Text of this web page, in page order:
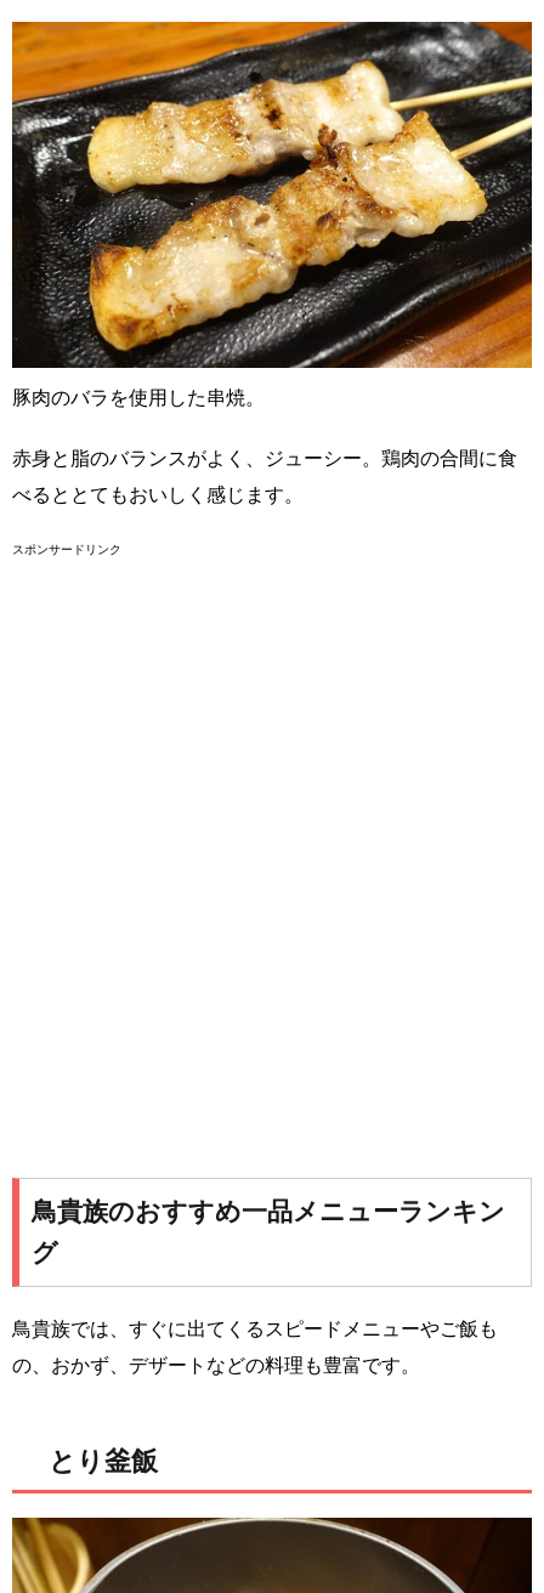
豚肉のバラを使用した串焼。
赤身と脂のバランスがよく、ジューシー。鶏肉の合間に食
べるととてもおいしく感じます。
スポンサードリンク
鳥貴族のおすすめ一品メニューランキン
グ
鳥貴族では、すぐに出てくるスピードメニューやご飯も
の、おかず、デザートなどの料理も豊富です。
とり釜飯